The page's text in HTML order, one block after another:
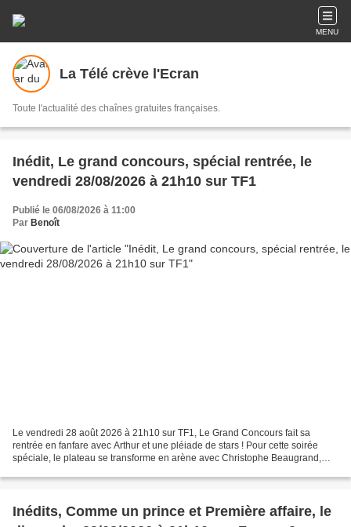
MENU
La Télé crève l'Ecran
Toute l'actualité des chaînes gratuites françaises.
Inédit, Le grand concours, spécial rentrée, le
vendredi 28/08/2026 à 21h10 sur TF1
Publié le 06/08/2026 à 11:00
Par Benoît
Le vendredi 28 août 2026 à 21h10 sur TF1, Le Grand Concours fait sa
rentrée en fanfare avec Arthur et une pléiade de stars ! Pour cette soirée
spéciale, le plateau se transforme en arène avec Christophe Beaugrand,
Inédits, Comme un prince et Première affaire, le